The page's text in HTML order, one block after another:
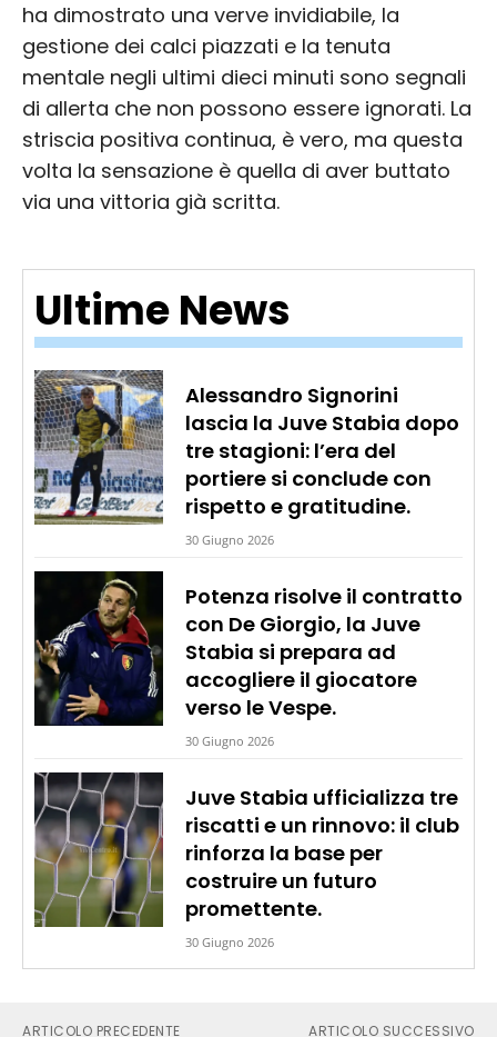
Ultime News
Alessandro Signorini
lascia la Juve Stabia dopo
tre stagioni: l’era del
portiere si conclude con
rispetto e gratitudine.
30 Giugno 2026
Potenza risolve il contratto
con De Giorgio, la Juve
Stabia si prepara ad
accogliere il giocatore
verso le Vespe.
30 Giugno 2026
Juve Stabia ufficializza tre
riscatti e un rinnovo: il club
rinforza la base per
costruire un futuro
promettente.
30 Giugno 2026
ha dimostrato una verve invidiabile, la
gestione dei calci piazzati e la tenuta
mentale negli ultimi dieci minuti sono segnali
di allerta che non possono essere ignorati. La
striscia positiva continua, è vero, ma questa
volta la sensazione è quella di aver buttato
via una vittoria già scritta.
ARTICOLO PRECEDENTE ARTICOLO SUCCESSIVO